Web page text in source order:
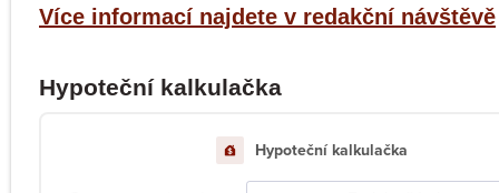
Více informací najdete v redakční návštěvě
Hypoteční kalkulačka